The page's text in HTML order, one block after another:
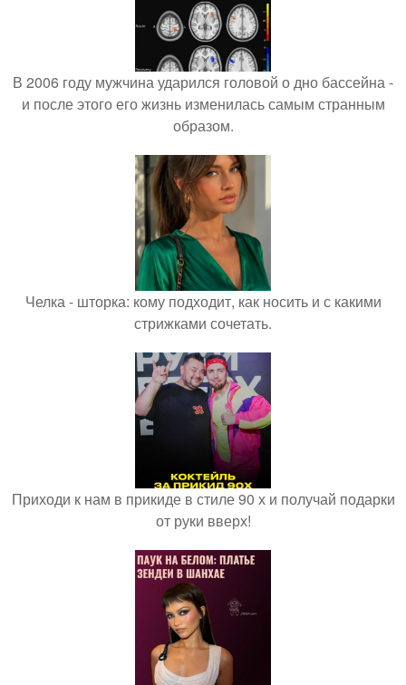
В 2006 году мужчина ударился головой о дно бассейна -
и после этого его жизнь изменилась самым странным
образом.
Челка - шторка: кому подходит, как носить и с какими
стрижками сочетать.
Приходи к нам в прикиде в стиле 90 х и получай подарки
от руки вверх!